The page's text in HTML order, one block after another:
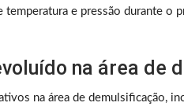
e pressão durante o
na área de
na área de demulsificação,